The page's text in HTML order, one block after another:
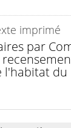
par
du